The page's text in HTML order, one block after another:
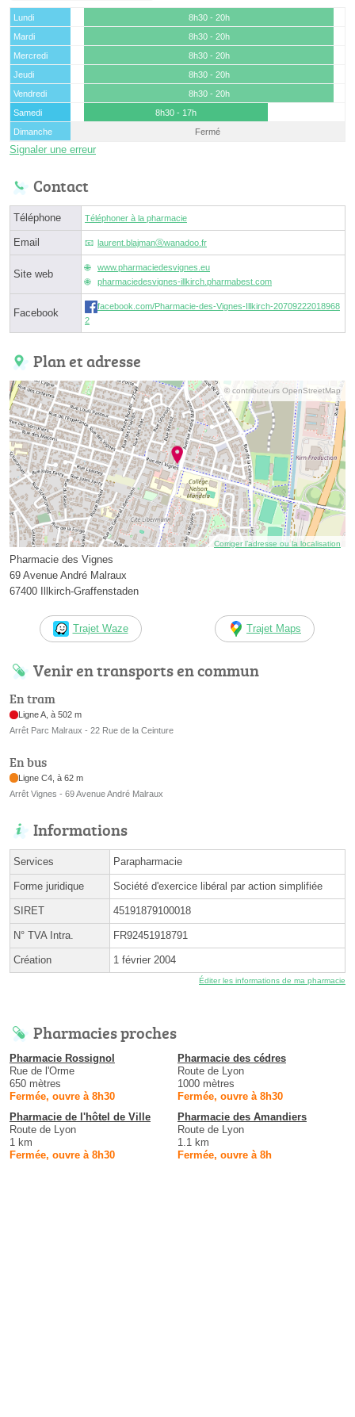
Lundi
8h30 - 20h
Mardi
8h30 - 20h
Mercredi
8h30 - 20h
Jeudi
8h30 - 20h
Vendredi
8h30 - 20h
Samedi
8h30 - 17h
Dimanche
Fermé
Signaler une erreur
Contact
Téléphone Téléphoner à la pharmacie
Email laurent.blajmanⓐwanadoo.fr
Site web
www.pharmaciedesvignes.eu
pharmaciedesvignes-illkirch.pharmabest.com
Facebook
facebook.com/Pharmacie-des-Vignes-Illkirch-20709222018968
2
Plan et adresse
© contributeurs OpenStreetMap
Corriger l’adresse ou la localisation
Pharmacie des Vignes
69 Avenue André Malraux
67400 Illkirch-Graffenstaden
Trajet Waze Trajet Maps
Venir en transports en commun
En tram
Ligne A, à 502 m
Arrêt Parc Malraux - 22 Rue de la Ceinture
En bus
Ligne C4, à 62 m
Arrêt Vignes - 69 Avenue André Malraux
Informations
Services Parapharmacie
Forme juridique Société d'exercice libéral par action simplifiée
SIRET 45191879100018
N° TVA Intra. FR92451918791
Création 1 février 2004
Éditer les informations de ma pharmacie
Pharmacies proches
Pharmacie Rossignol
Rue de l'Orme
650 mètres
Fermée, ouvre à 8h30
Pharmacie des cédres
Route de Lyon
1000 mètres
Fermée, ouvre à 8h30
Pharmacie de l'hôtel de Ville
Route de Lyon
1 km
Fermée, ouvre à 8h30
Pharmacie des Amandiers
Route de Lyon
1.1 km
Fermée, ouvre à 8h